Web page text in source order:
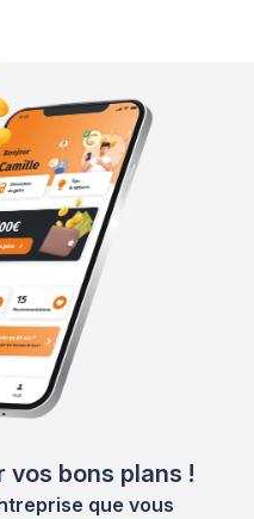
vos bons plans !
que vous